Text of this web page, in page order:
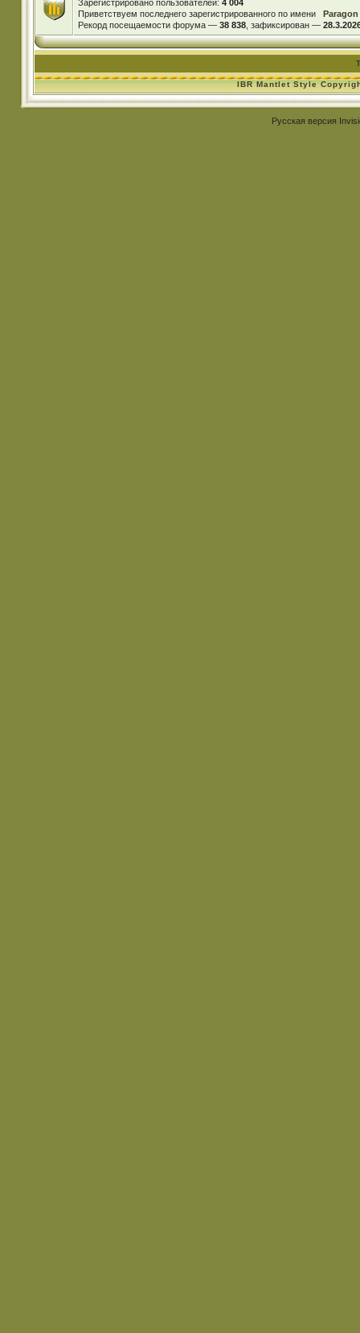
Зарегистрировано пользователей: 4 004
Приветствуем последнего зарегистрированного по имени
Paragon
Рекорд посещаемости форума — 38 838, зафиксирован —
IBR Mantlet Style
Русская версия